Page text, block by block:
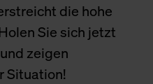
die hohe
Sie sich jetzt
zeigen
Situation!